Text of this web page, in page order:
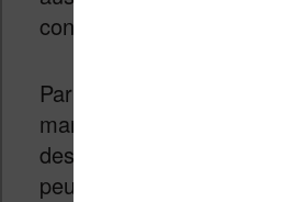
confidentielle, avec la
Par contre, vous trouverez
marques moins connues
des liseuses Android de
peut citer Onyx et